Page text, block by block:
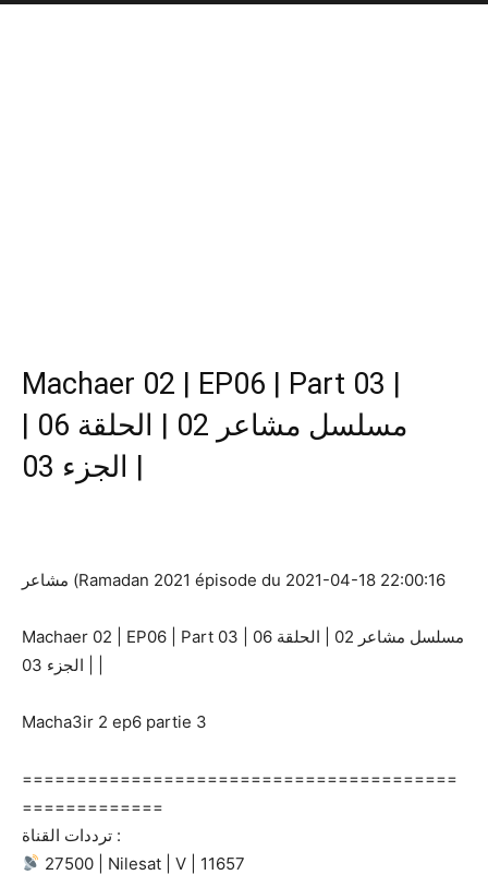
Machaer 02 | EP06 | Part 03 |
مسلسل مشاعر 02 | الحلقة 06 |
الجزء 03 |
مشاعر (Ramadan 2021 épisode du 2021-04-18 22:00:16
Machaer 02 | EP06 | Part 03 | مسلسل مشاعر 02 | الحلقة 06
Macha3ir 2 ep6 partie 3
========================================
=============
ترددات القناة :
27500 | Nilesat | V | 11657